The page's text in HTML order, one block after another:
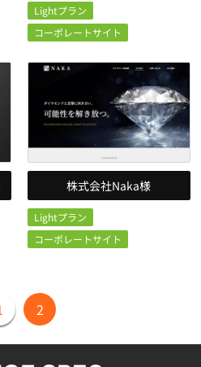
Lightプラン
コーポレートサイト
様 株式会社Naka様
Lightプラン
コーポレートサイト
2